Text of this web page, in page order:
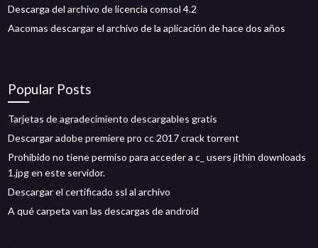
Descarga del archivo de licencia comsol 4.2
Aacomas descargar el archivo de la aplicación de hace dos años
Popular Posts
Tarjetas de agradecimiento descargables gratis
Descargar adobe premiere pro cc 2017 crack torrent
Prohibido no tiene permiso para acceder a c_ users jithin downloads
1.jpg en este servidor.
Descargar el certificado ssl al archivo
A qué carpeta van las descargas de android